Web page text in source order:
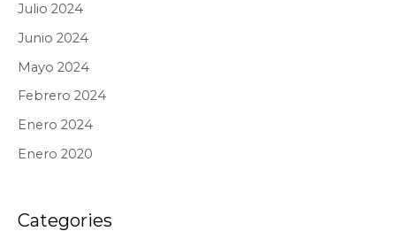
Julio 2024
Junio 2024
Mayo 2024
Febrero 2024
Enero 2024
Enero 2020
Categories